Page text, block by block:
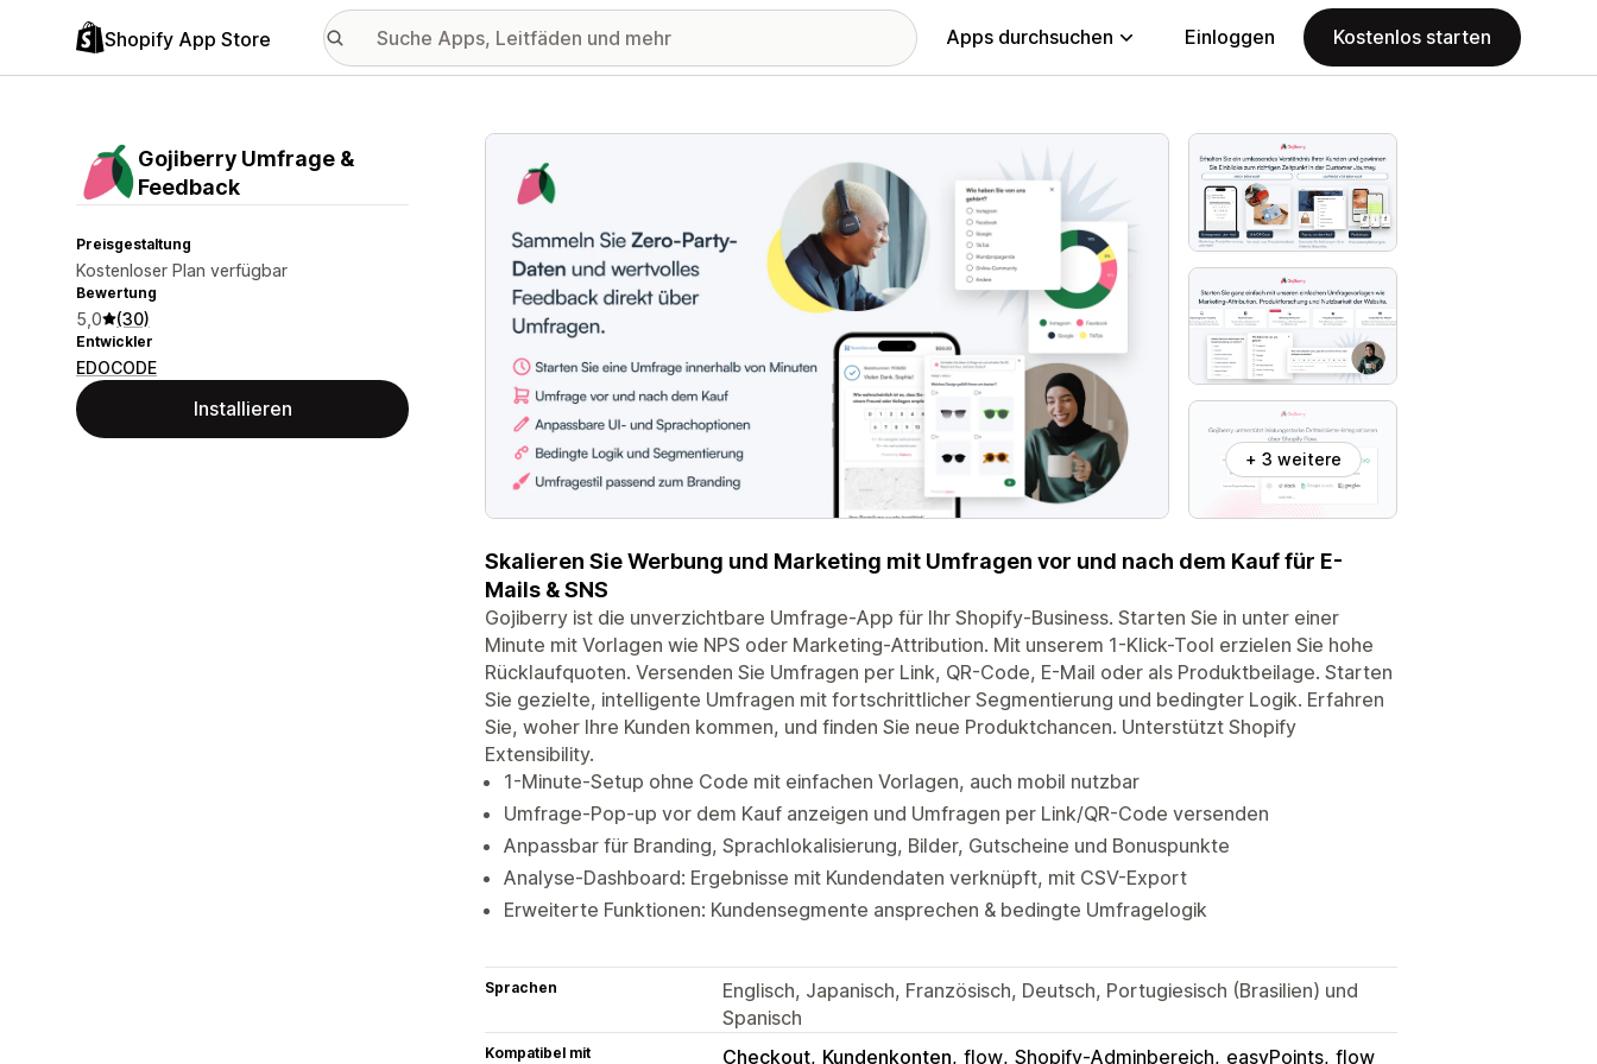
Shopify App Store Apps durchsuchen Einloggen Kostenlos starten
Gojiberry Umfrage &
Feedback
Preisgestaltung
Kostenloser Plan verfügbar
Bewertung
5,0 (30)
Entwickler
EDOCODE
Installieren
Vorgestellte Bildergalerie
+ 3 weitere
Skalieren Sie Werbung und Marketing mit Umfragen vor und nach dem Kauf für E-
Mails & SNS
Gojiberry ist die unverzichtbare Umfrage-App für Ihr Shopify-Business. Starten Sie in unter einer
Minute mit Vorlagen wie NPS oder Marketing-Attribution. Mit unserem 1-Klick-Tool erzielen Sie hohe
Rücklaufquoten. Versenden Sie Umfragen per Link, QR-Code, E-Mail oder als Produktbeilage. Starten
Sie gezielte, intelligente Umfragen mit fortschrittlicher Segmentierung und bedingter Logik. Erfahren
Sie, woher Ihre Kunden kommen, und finden Sie neue Produktchancen. Unterstützt Shopify
Extensibility.
1-Minute-Setup ohne Code mit einfachen Vorlagen, auch mobil nutzbar
Umfrage-Pop-up vor dem Kauf anzeigen und Umfragen per Link/QR-Code versenden
Anpassbar für Branding, Sprachlokalisierung, Bilder, Gutscheine und Bonuspunkte
Analyse-Dashboard: Ergebnisse mit Kundendaten verknüpft, mit CSV-Export
Erweiterte Funktionen: Kundensegmente ansprechen & bedingte Umfragelogik
Sprachen
Englisch, Japanisch, Französisch, Deutsch, Portugiesisch (Brasilien) und
Spanisch
Kompatibel mit Checkout Kundenkonten flow Shopify-Adminbereich easyPoints flow